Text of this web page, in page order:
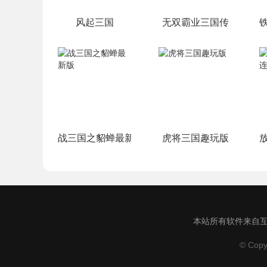
风起三国 无双霸业三国传
战三国之貂蝉最新版 虎将三国趣玩版
本站所有软件来自
©